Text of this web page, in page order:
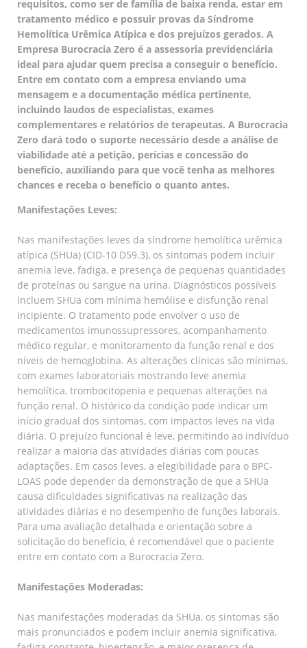
requisitos, como ser de família de baixa renda, estar em
tratamento médico e possuir provas da Síndrome
Hemolítica Urêmica Atípica e dos prejuízos gerados. A
Empresa Burocracia Zero é a assessoria previdenciária
ideal para ajudar quem precisa a conseguir o benefício.
Entre em contato com a empresa enviando uma
mensagem e a documentação médica pertinente,
incluindo laudos de especialistas, exames
complementares e relatórios de terapeutas. A Burocracia
Zero dará todo o suporte necessário desde a análise de
viabilidade até a petição, perícias e concessão do
benefício, auxiliando para que você tenha as melhores
chances e receba o benefício o quanto antes.
Manifestações Leves:
Nas manifestações leves da síndrome hemolítica urêmica
atípica (SHUa) (CID-10 D59.3), os sintomas podem incluir
anemia leve, fadiga, e presença de pequenas quantidades
de proteínas ou sangue na urina. Diagnósticos possíveis
incluem SHUa com mínima hemólise e disfunção renal
incipiente. O tratamento pode envolver o uso de
medicamentos imunossupressores, acompanhamento
médico regular, e monitoramento da função renal e dos
níveis de hemoglobina. As alterações clínicas são mínimas,
com exames laboratoriais mostrando leve anemia
hemolítica, trombocitopenia e pequenas alterações na
função renal. O histórico da condição pode indicar um
início gradual dos sintomas, com impactos leves na vida
diária. O prejuízo funcional é leve, permitindo ao indivíduo
realizar a maioria das atividades diárias com poucas
adaptações. Em casos leves, a elegibilidade para o BPC-
LOAS pode depender da demonstração de que a SHUa
causa dificuldades significativas na realização das
atividades diárias e no desempenho de funções laborais.
Para uma avaliação detalhada e orientação sobre a
solicitação do benefício, é recomendável que o paciente
entre em contato com a Burocracia Zero.
Manifestações Moderadas:
Nas manifestações moderadas da SHUa, os sintomas são
mais pronunciados e podem incluir anemia significativa,